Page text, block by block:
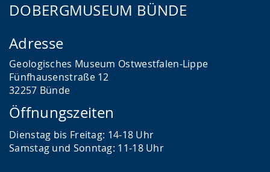
DOBERGMUSEUM BÜNDE
Adresse
Geologisches Museum Ostwestfalen-Lippe
Fünfhausenstraße 12
32257 Bünde
Öffnungszeiten
Dienstag bis Freitag: 14-18 Uhr
Samstag und Sonntag: 11-18 Uhr